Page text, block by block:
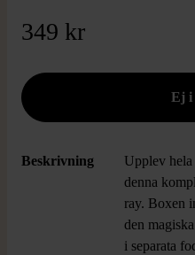
349 kr
Beskrivning
Upplev hela
denna
ray. Boxen
den
i separata